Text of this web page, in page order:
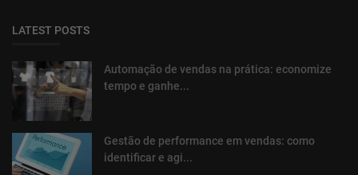
LATEST POSTS
Automação de vendas na prática: economize
tempo e ganhe...
Gestão de performance em vendas: como
identificar e agi...